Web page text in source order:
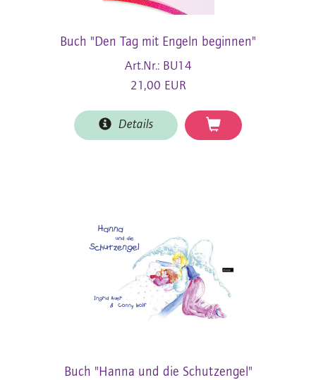
Buch "Den Tag mit Engeln beginnen"
Art.Nr.: BU14
21,00 EUR
Details
Buch "Hanna und die Schutzengel"